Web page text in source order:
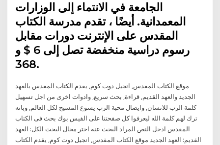
الجامعة في الانتماء إلى الوزارات
المعمدانية. أيضًا ، تقدم مدرسة الكتاب
المقدس على الإنترنت دورات مقابل
رسوم دراسية منخفضة تصل إلى 6 $ و
368.
موقع الكتاب المقدس, انجيل دوت كوم, يقدم الكتاب المقدس بالعهد
الجديد والعهد القديم, قراءة, بحث سريع, وادوات اخرى من اجل تسهيل
كلمة الرب للانسان, وايصال محبة الرب يسوع المسيح لكل العالم, وبانه
ترك لهم كلمة الله ليعرفوا كل صفحتنا على الفيس بوك بحث فى الكتاب
المقدس ادخل النص المراد البحث عنه اختر مجال البحث الكل: العهد
القديم: العهد الجديد موقع الكتاب المقدس, انجيل دوت كوم, يقدم الكتاب